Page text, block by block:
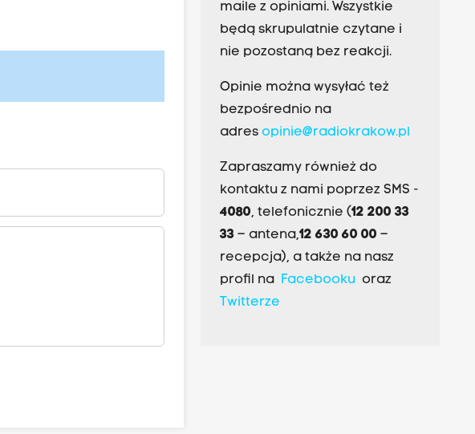
maile z opiniami. Wszystkie
będą skrupulatnie czytane i
nie pozostaną bez reakcji.
Opinie można wysyłać też
bezpośrednio na
adres opinie@radiokrakow.pl
Zapraszamy również do
kontaktu z nami poprzez SMS -
4080, telefonicznie (12 200 33
33– antena,12 630 60 00 –
recepcja), a także na nasz
profil na Facebookuoraz
Twitterze